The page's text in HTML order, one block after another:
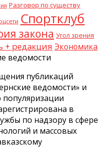
Разговор по существу
Спортклуб
закона Угол зрения
+ редакция Экономика
публикаций
ведомости» и
в
по надзору в сфере
и массовых